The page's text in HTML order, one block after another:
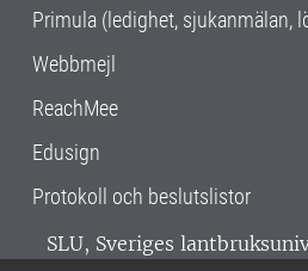
Primula (ledighet, sjukanmälan,
Webbmejl
ReachMee
Edusign
Protokoll och beslutslistor
SLU, Sveriges